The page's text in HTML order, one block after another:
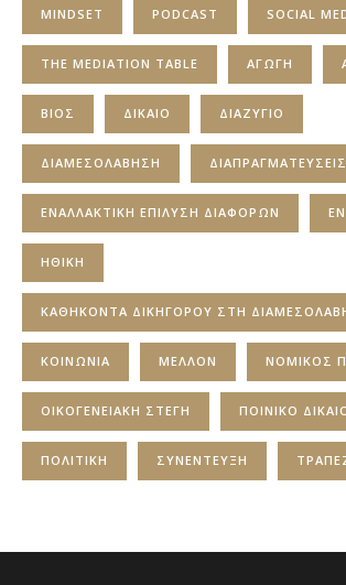
MINDSET PODCAST SOCIAL
THE MEDIATION TABLE ΑΓΩΓΗ
ΒΙΟΣ ΔΙΚΑΙΟ ΔΙΑΖΥΓΙΟ
ΔΙΑΜΕΣΟΛΑΒΗΣΗ ΔΙΑΠΡΑΓΜΑΤΕΥΣΕΙΣ
ΕΝΑΛΛΑΚΤΙΚΗ ΕΠΙΛΥΣΗ ΔΙΑΦΟΡΩΝ
ΗΘΙΚΗ
ΚΑΘΗΚΟΝΤΑ ΔΙΚΗΓΟΡΟΥ ΣΤΗ
ΚΟΙΝΩΝΙΑ ΜΕΛΛΟΝ ΝΟΜΙΚΟΣ
ΟΙΚΟΓΕΝΕΙΑΚΗ ΣΤΕΓΗ ΠΟΙΝΙΚΟ
ΠΟΛΙΤΙΚΗ ΣΥΝΕΝΤΕΥΞΗ